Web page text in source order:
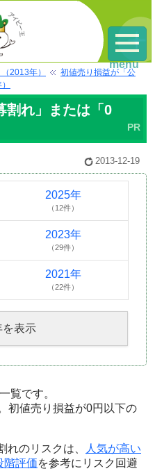
2013年）
初値売り損益が「公
割れ」または「0
2013-12-19
2025年
（12件）
2023年
（29件）
2021年
（22件）
を表示
覧です。
初値売り損益が0円以下の
れのリスクは、
人気が高い
階評価を参考にリスク回避
menu